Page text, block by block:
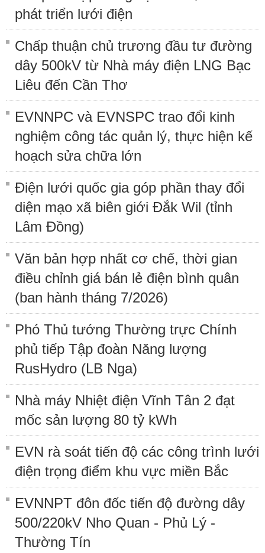
phát triển lưới điện
Chấp thuận chủ trương đầu tư đường
dây 500kV từ Nhà máy điện LNG Bạc
Liêu đến Cần Thơ
EVNNPC và EVNSPC trao đổi kinh
nghiệm công tác quản lý, thực hiện kế
hoạch sửa chữa lớn
Điện lưới quốc gia góp phần thay đổi
diện mạo xã biên giới Đắk Wil (tỉnh
Lâm Đồng)
Văn bản hợp nhất cơ chế, thời gian
điều chỉnh giá bán lẻ điện bình quân
(ban hành tháng 7/2026)
Phó Thủ tướng Thường trực Chính
phủ tiếp Tập đoàn Năng lượng
RusHydro (LB Nga)
Nhà máy Nhiệt điện Vĩnh Tân 2 đạt
mốc sản lượng 80 tỷ kWh
EVN rà soát tiến độ các công trình lưới
điện trọng điểm khu vực miền Bắc
EVNNPT đôn đốc tiến độ đường dây
500/220kV Nho Quan - Phủ Lý -
Thường Tín